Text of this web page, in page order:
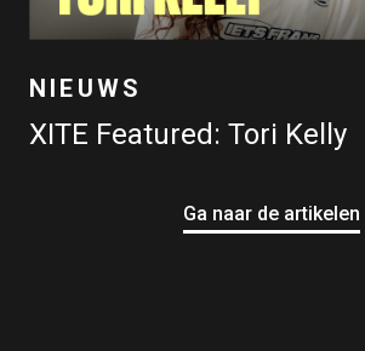
NIEUWS
XITE Featured: Tori Kelly
Ga naar de artikelen